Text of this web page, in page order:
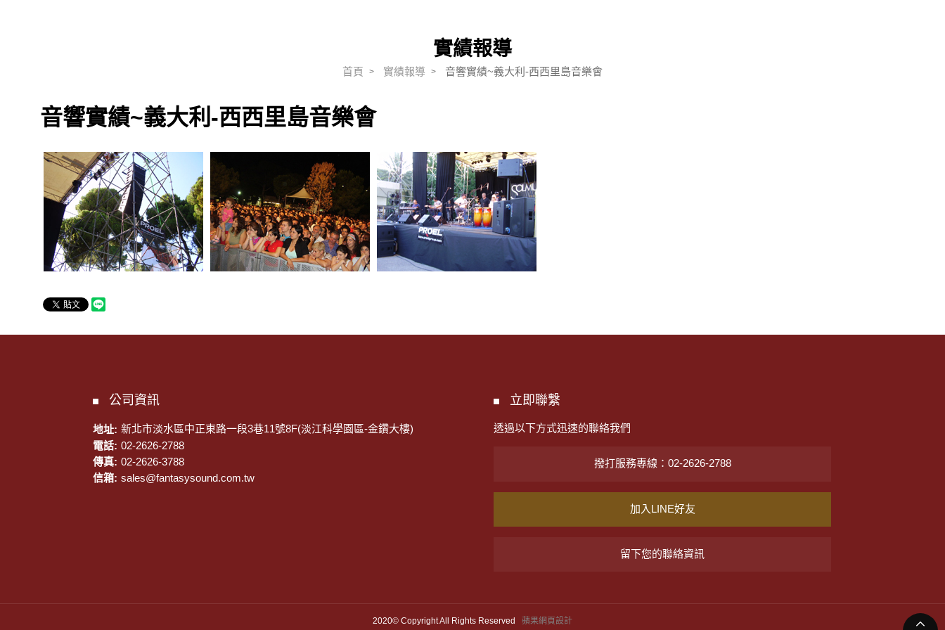
DIGIMIC lean+
DIGIMIC multimedia
ALPHA
ALPHA擴大機
RDL
雙絞線(TWISTED PAI
實績報導
首頁 實績報導 音響實績~義大利-西西里島音樂會
音響實績~義大利-西西里島音樂會
公司資訊
地址: 新北市淡水區中正東路一段3巷11號8F(淡江科學園區-金鑽大樓)
電話: 02-2626-2788
傳真: 02-2626-3788
信箱: sales@fantasysound.com.tw
立即聯繫
透過以下方式迅速的聯絡我們
撥打服務專線：02-2626-2788
加入LINE好友
留下您的聯絡資訊
2020© Copyright All Rights Reserved 蘋果網頁設計